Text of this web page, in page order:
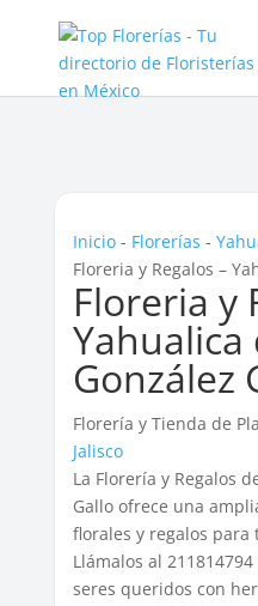
Inicio- Florerías -
Floreria y Regalos –
Floreria y
Yahualica
González
Florería y Tienda de
Jalisco
La Florería y Regalos
Gallo ofrece una
florales y regalos para
Llámalos al
seres queridos con